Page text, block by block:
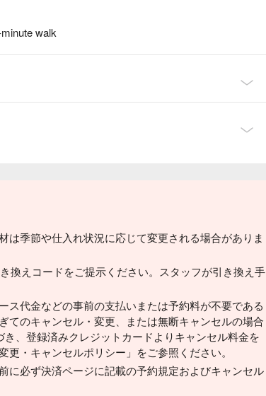
walk
は季節や仕入れ状況に応じて変更される場合がありま
換えコードをご提示ください。スタッフが引き換え手
ス代金などの事前の支払いまたは予約料が不要である
てのキャンセル・変更、または無断キャンセルの場合
、登録済みクレジットカードよりキャンセル料金を
・キャンセルポリシー」をご参照ください。
に必ず決済ページに記載の予約規定およびキャンセル